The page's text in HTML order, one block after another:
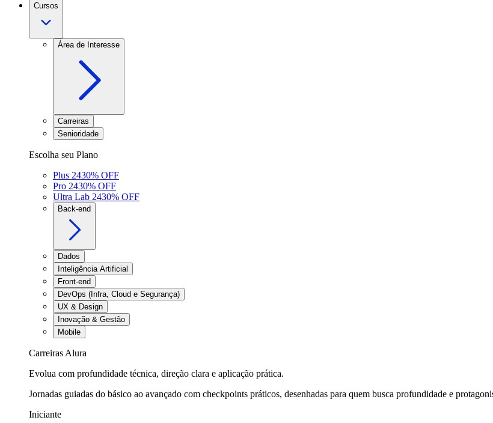
Cursos
Área de Interesse
Carreiras
Senioridade
Escolha seu Plano
Plus 2430% OFF
Pro 2430% OFF
Ultra Lab 2430% OFF
Back-end
Dados
Inteligência Artificial
Front-end
DevOps (Infra, Cloud e Segurança)
UX & Design
Inovação & Gestão
Mobile
Carreiras Alura
Evolua com profundidade técnica, direção clara e aplicação prática.
Jornadas guiadas do básico ao avançado com checkpoints práticos, desenhadas para quem busca profundidade e
Iniciante